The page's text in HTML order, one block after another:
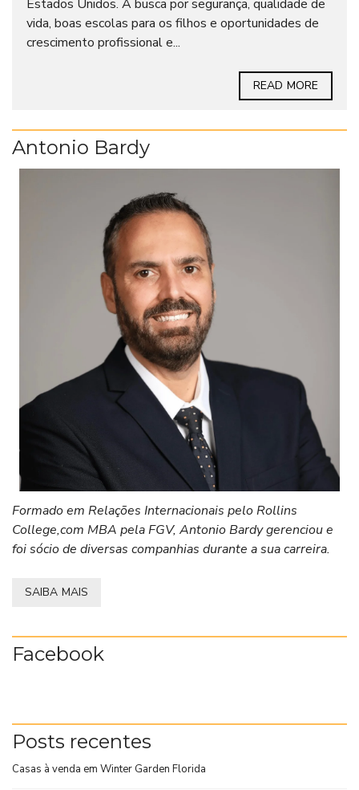
Estados Unidos. A busca por segurança, qualidade de
vida, boas escolas para os filhos e oportunidades de
crescimento profissional e...
READ MORE
Antonio Bardy
Formado em Relações Internacionais pelo Rollins
College,com MBA pela FGV, Antonio Bardy gerenciou e
foi sócio de diversas companhias durante a sua carreira.
SAIBA MAIS
Facebook
Posts recentes
Casas à venda em Winter Garden Florida